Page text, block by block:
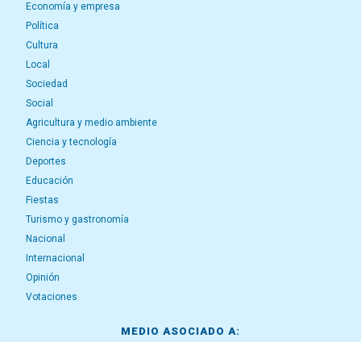
Economía y empresa
Política
Cultura
Local
Sociedad
Social
Agricultura y medio ambiente
Ciencia y tecnología
Deportes
Educación
Fiestas
Turismo y gastronomía
Nacional
Internacional
Opinión
Votaciones
MEDIO ASOCIADO A: